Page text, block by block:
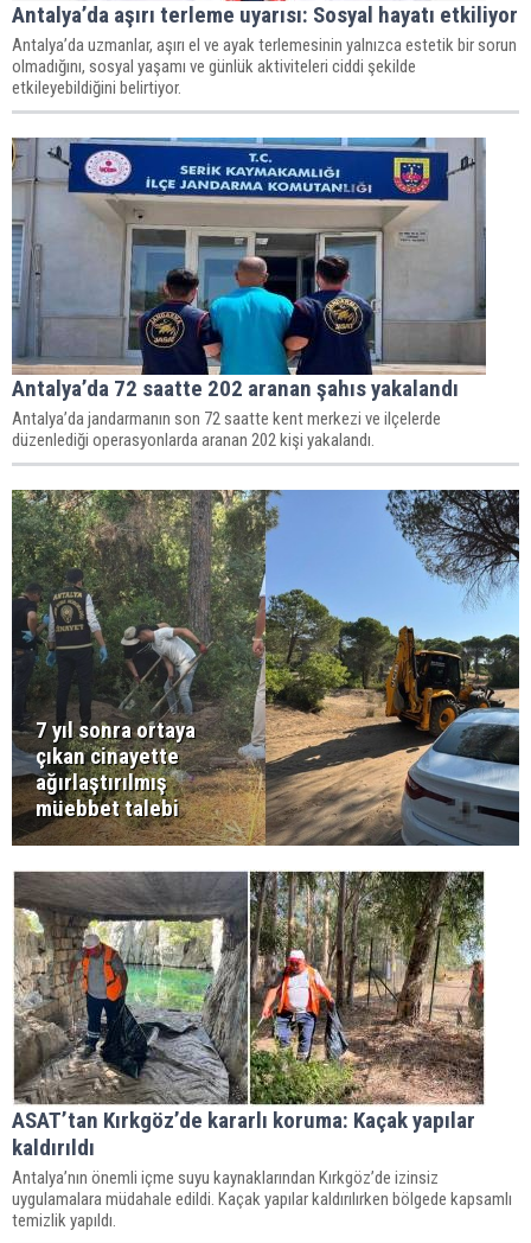
Antalya’da aşırı terleme uyarısı: Sosyal hayatı etkiliyor
Antalya’da uzmanlar, aşırı el ve ayak terlemesinin yalnızca estetik bir sorun
olmadığını, sosyal yaşamı ve günlük aktiviteleri ciddi şekilde
etkileyebildiğini belirtiyor.
Antalya’da 72 saatte 202 aranan şahıs yakalandı
Antalya’da jandarmanın son 72 saatte kent merkezi ve ilçelerde
düzenlediği operasyonlarda aranan 202 kişi yakalandı.
7 yıl sonra ortaya
çıkan cinayette
ağırlaştırılmış
müebbet talebi
ASAT’tan Kırkgöz’de kararlı koruma: Kaçak yapılar
kaldırıldı
Antalya’nın önemli içme suyu kaynaklarından Kırkgöz’de izinsiz
uygulamalara müdahale edildi. Kaçak yapılar kaldırılırken bölgede kapsamlı
temizlik yapıldı.